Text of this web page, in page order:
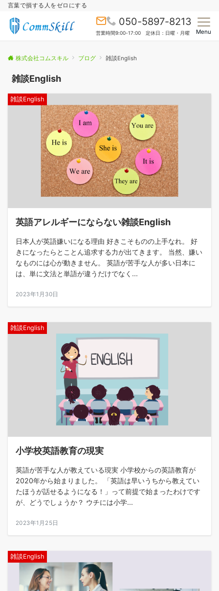
言葉で損する人をゼロにする
050-5897-8213
営業時間9:00-17:00 定休日：日曜・月曜 Menu
株式会社コムスキル ブログ 雑談English
雑談English
雑談English
英語アレルギーにならない雑談English
日本人が英語嫌いになる理由 好きこそものの上手なれ。 好
きになったらとことん追求する力が出てきます。 当然、嫌い
なものには心が動きません。 英語が苦手な人が多い日本に
は、単に文法と単語が違うだけでなく...
2023年1月30日
雑談English
小学校英語教育の現実
英語が苦手な人が教えている現実 小学校からの英語教育が
2020年から始まりました。 「英語は早いうちから教えてい
たほうが話せるようになる！」って前提で始まったわけです
が、どうでしょうか？ ウチには小学...
2023年1月25日
雑談English